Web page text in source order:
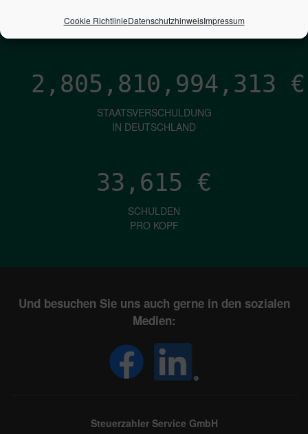
Cookie RichtlinieDatenschutzhinweisImpressum
PRO SEKUNDE
2,805,810,995,583 €
STAATSVERSCHULDUNG
IN DEUTSCHLAND
33,615 €
SCHULDEN
PRO KOPF
Und besuchen Sie uns auch gerne in den sozialen
Medien:
Steuerzahler Service GmbH